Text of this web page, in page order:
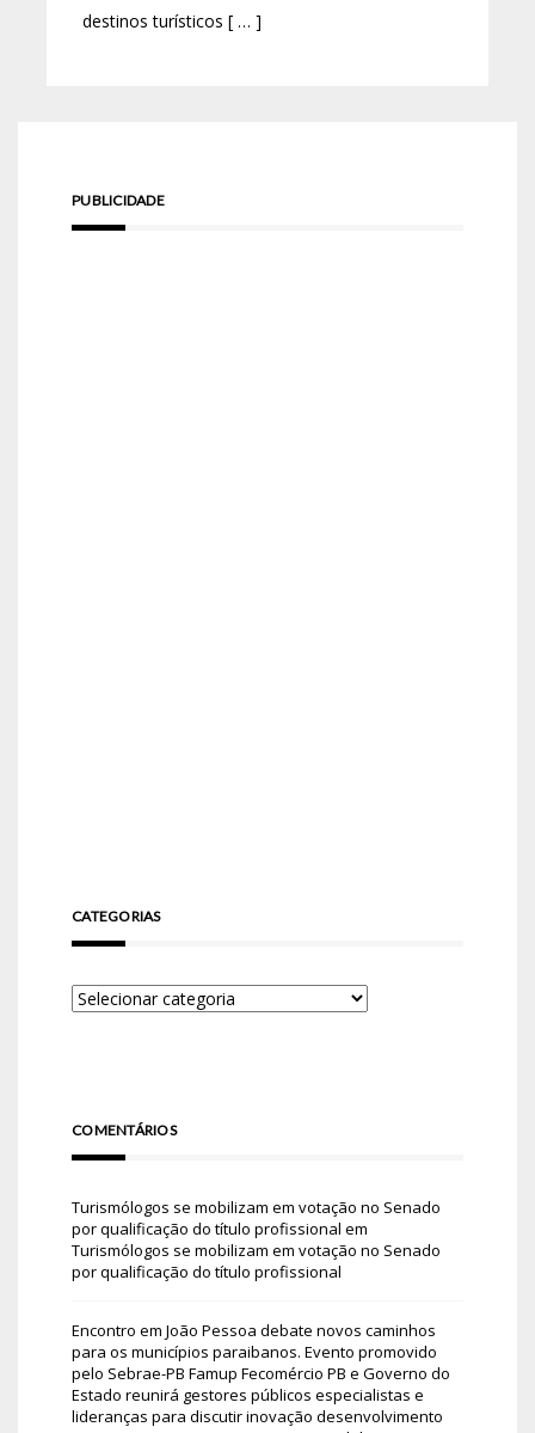
destinos turísticos [ … ]
PUBLICIDADE
CATEGORIAS
COMENTÁRIOS
Turismólogos se mobilizam em votação no Senado
por qualificação do título profissional em
Turismólogos se mobilizam em votação no Senado
por qualificação do título profissional
Encontro em João Pessoa debate novos caminhos
para os municípios paraibanos. Evento promovido
pelo Sebrae-PB Famup Fecomércio PB e Governo do
Estado reunirá gestores públicos especialistas e
lideranças para discutir inovação desenvolvimento